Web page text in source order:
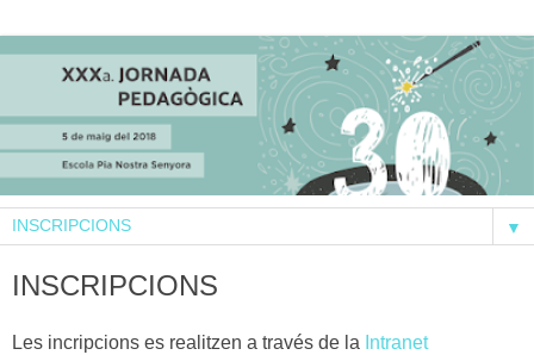
▼
INSCRIPCIONS
Les incripcions es realitzen a través de la Intranet